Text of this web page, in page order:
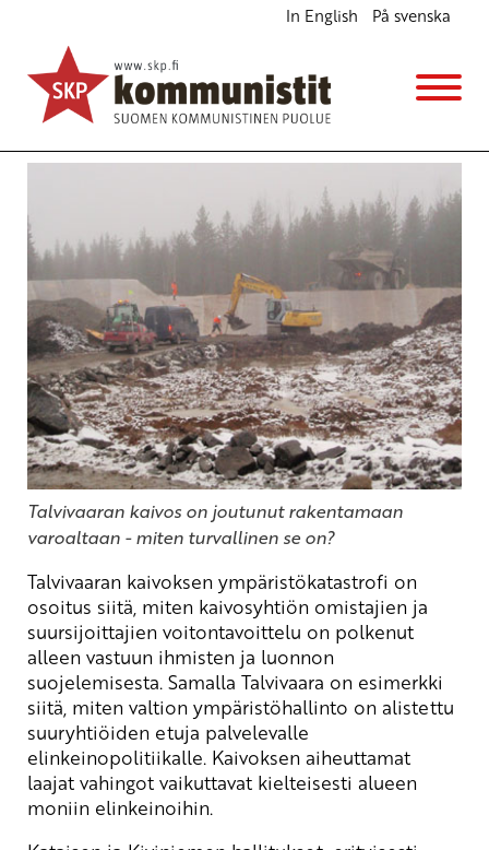
In English På svenska
Talvivaaran kaivoslupa peruttava
Ajankohtaista
13.11.2012 - 19:38(Muokattu 6.11.2025 - 13:39)
Talvivaaran kaivos on joutunut rakentamaan
varoaltaan - miten turvallinen se on?
Talvivaaran kaivoksen ympäristökatastrofi on
osoitus siitä, miten kaivosyhtiön omistajien ja
suursijoittajien voitontavoittelu on polkenut
alleen vastuun ihmisten ja luonnon
suojelemisesta. Samalla Talvivaara on esimerkki
siitä, miten valtion ympäristöhallinto on alistettu
suuryhtiöiden etuja palvelevalle
elinkeinopolitiikalle. Kaivoksen aiheuttamat
laajat vahingot vaikuttavat kielteisesti alueen
moniin elinkeinoihin.